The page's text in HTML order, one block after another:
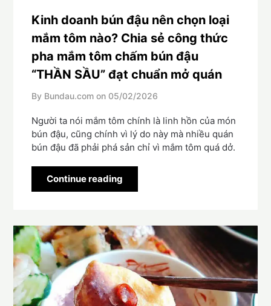
Kinh doanh bún đậu nên chọn loại
mắm tôm nào? Chia sẻ công thức
pha mắm tôm chấm bún đậu
“THẦN SẦU” đạt chuẩn mở quán
By Bundau.com on 05/02/2026
Người ta nói mắm tôm chính là linh hồn của món
bún đậu, cũng chính vì lý do này mà nhiều quán
bún đậu đã phải phá sản chỉ vì mắm tôm quá dở.
Continue reading